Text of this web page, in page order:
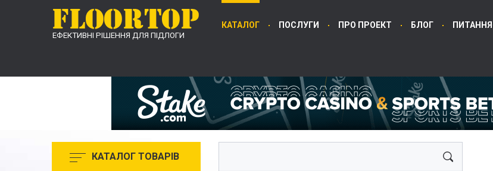
ЕФЕКТИВНІ РІШЕННЯ ДЛЯ ПІДЛОГИ
КАТАЛОГ ПОСЛУГИ ПРО ПРОЕКТ БЛОГ
КАТАЛОГ ТОВАРІВ